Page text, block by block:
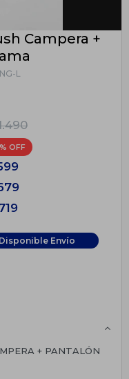
Campera +
L
Disponible Envío
+ PANTALÓN